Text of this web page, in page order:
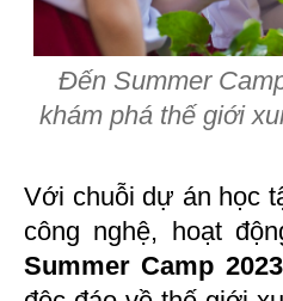
Đến Summer
khám phá thế giới
Với chuỗi dự án học
công nghệ, hoạt
Summer Camp 2023